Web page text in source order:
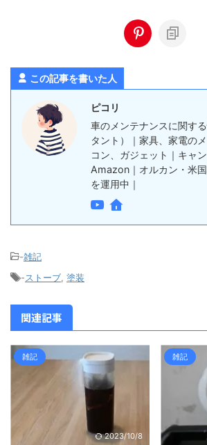
この記事を書いた人
ピコリ
車のメンテナンスに関す
タント）｜家具、家電の
コン、ガジェット｜キャ
Amazon｜オルカン・米
を運用中｜
-雑記
-ストーブ, 塗装
関連記事
雑記
2023/10/8
雑記